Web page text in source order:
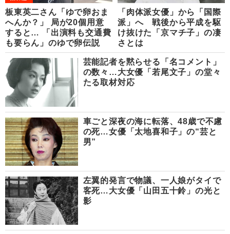
板東英二さん「ゆで卵おま
へんか？」 局が20個用意
すると… 「出演料も交通費
も要らん」のゆで卵伝説
「肉体派女優」から「国際
派」へ 戦後から平成を駆
け抜けた「京マチ子」の凄
さとは
芸能記者を黙らせる「名コメント」
の数々…大女優「若尾文子」の堂々
たる取材対応
車ごと深夜の海に転落、48歳で不慮
の死…女優「太地喜和子」の“芸と
男”
左翼的発言で物議、一人娘がタイで
客死…大女優「山田五十鈴」の光と
影